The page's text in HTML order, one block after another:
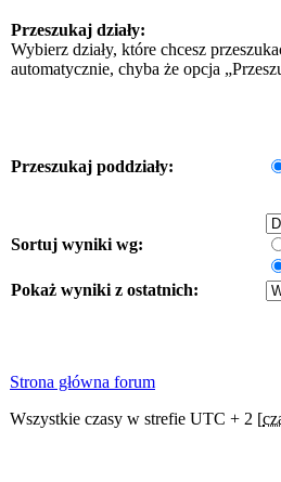
Przeszukaj działy:
Wybierz działy, które chcesz
automatycznie, chyba że opcja
Przeszukaj poddziały:
Sortuj wyniki wg:
Pokaż wyniki z ostatnich:
Strona główna forum
Wszystkie czasy w strefie UTC + 2 [